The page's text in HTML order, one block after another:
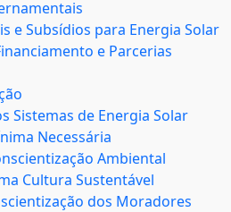
e Subsídios para Energia Solar
e Parcerias
Sistemas de Energia Solar
Necessária
Ambiental
Cultura Sustentável
dos Moradores